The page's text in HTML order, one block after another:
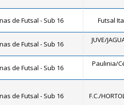
de Futsal - Sub 16 Futsal
de Futsal - Sub 16 JUVE/
de Futsal - Sub 16 Paulinia/
de Futsal - Sub 16 F.C./